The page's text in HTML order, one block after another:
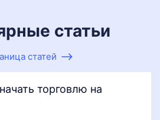
статьи
статей
торговлю на